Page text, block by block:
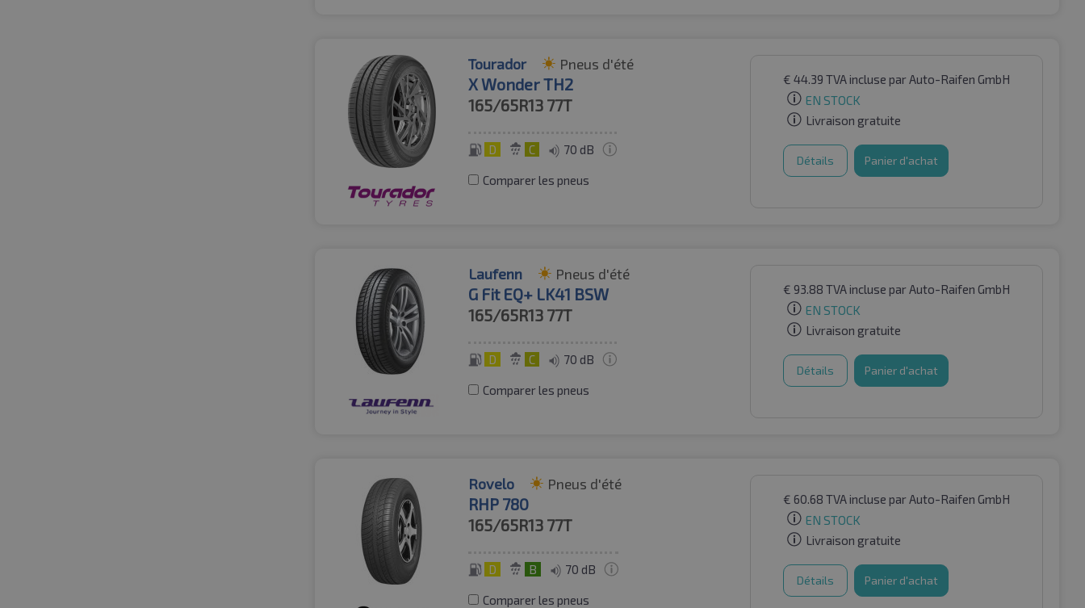
Tourador Pneus d'été
X Wonder TH2
165/65R13 77T
D C 70 dB
Comparer les pneus
€ 44.39 TVA incluse par Auto-Raifen GmbH
EN STOCK
Livraison gratuite
Détails Panier d'achat
Laufenn Pneus d'été
G Fit EQ+ LK41 BSW
165/65R13 77T
D C 70 dB
Comparer les pneus
€ 93.88 TVA incluse par Auto-Raifen GmbH
EN STOCK
Livraison gratuite
Détails Panier d'achat
Rovelo Pneus d'été
RHP 780
165/65R13 77T
D B 70 dB
Comparer les pneus
€ 60.68 TVA incluse par Auto-Raifen GmbH
EN STOCK
Livraison gratuite
Détails Panier d'achat